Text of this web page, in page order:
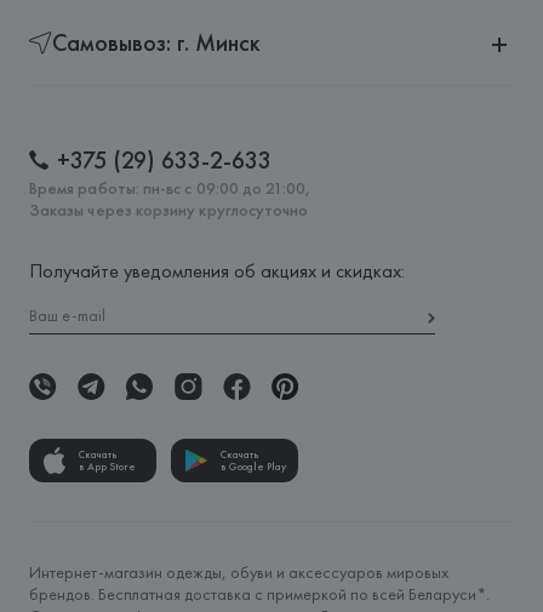
Самовывоз: г. Минск
+375 (29) 633-2-633
Время работы: пн-вс с 09:00 до 21:00,
Заказы через корзину круглосуточно
Получайте уведомления об акциях и скидках:
Скачать
в App Store
Скачать
в Google Play
Интернет-магазин одежды, обуви и аксессуаров мировых
брендов. Бесплатная доставка с примеркой по всей Беларуси*.